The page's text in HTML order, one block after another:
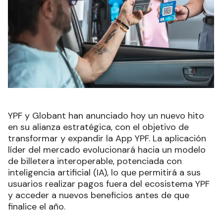
YPF y Globant han anunciado hoy un nuevo hito
en su alianza estratégica, con el objetivo de
transformar y expandir la App YPF. La aplicación
líder del mercado evolucionará hacia un modelo
de billetera interoperable, potenciada con
inteligencia artificial (IA), lo que permitirá a sus
usuarios realizar pagos fuera del ecosistema YPF
y acceder a nuevos beneficios antes de que
finalice el año.